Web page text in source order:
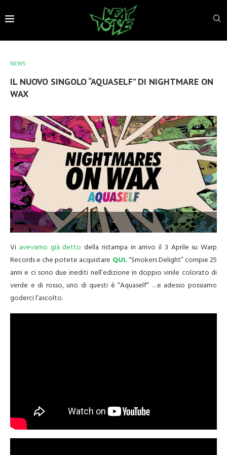
NEWS
IL NUOVO SINGOLO “AQUASELF” DI NIGHTMARE ON
WAX
–
Vi avevamo già detto della ristampa in arrivo il 3 Aprile su Warp
Records e che potete acquistare QUI.“Smokers Delight” compie 25
anni e ci sono due inediti nell’edizione in doppio vinile colorato di
verde e di rosso, uno di questi è “Aquaself” …e adesso possiamo
goderci l’ascolto.